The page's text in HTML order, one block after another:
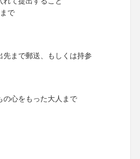
で
先まで郵送、もしくは持参
の心をもった大人まで